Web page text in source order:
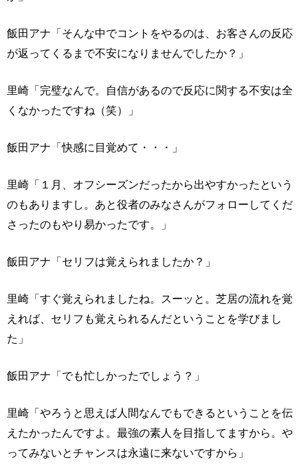
飯田アナ「そんな中でコントをやるのは、お客さんの反応
が返ってくるまで不安になりませんでしたか？」
里崎「完璧なんで。自信があるので反応に関する不安は全
くなかったですね（笑）」
飯田アナ「快感に目覚めて・・・」
里崎「１月、オフシーズンだったから出やすかったという
のもありますし。あと役者のみなさんがフォローしてくだ
さったのもやり易かったです。」
飯田アナ「セリフは覚えられましたか？」
里崎「すぐ覚えられましたね。スーッと。芝居の流れを覚
えれば、セリフも覚えられるんだということを学びまし
た」
飯田アナ「でも忙しかったでしょう？」
里崎「やろうと思えば人間なんでもできるということを伝
えたかったんですよ。最強の素人を目指してますから。や
ってみないとチャンスは永遠に来ないですから」